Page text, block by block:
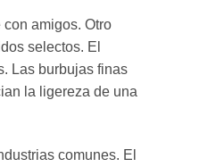
amigos. Otro
selectos. El
Las burbujas finas
la ligereza de una
comunes. El